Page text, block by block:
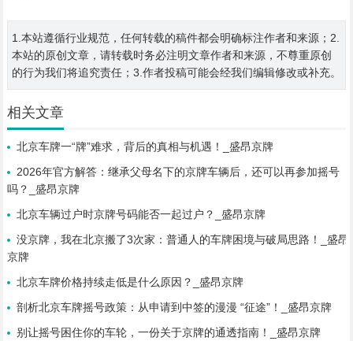
1.本站遵循行业规范，任何转载的稿件都会明确标注作者和来源；2.
本站的原创文章，请转载时务必注明文章作者和来源，不尊重原创
的行为我们将追究责任；3.作者投稿可能会经我们编辑修改或补充。
相关文章
北京车牌一“牌”难求，背后的真相与机遇！_盛昂京牌
2026年官方解答：继承父母名下的京牌车辆后，还可以再参加摇号
吗？_盛昂京牌
北京车辆过户时京牌号码能否一起过户？_盛昂京牌
没京牌，我在北京搬了3次家：普通人的车牌困境与破局思路！_盛昂
京牌
北京车牌价格持续走低是什么原因？_盛昂京牌
剖析北京车牌摇号政策：从申请到中签的漫漫 “征途”！_盛昂京牌
别让摇号困住你的车轮，一份关于京牌的通透指南！_盛昂京牌